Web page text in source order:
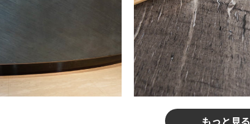
もっと見る